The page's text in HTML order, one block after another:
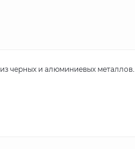
черных и алюминиевых металлов.